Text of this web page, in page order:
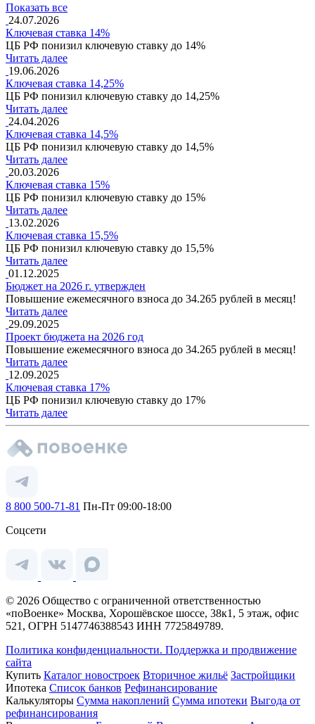
Показать все
24.07.2026
Ключевая ставка 14%
ЦБ РФ понизил ключевую ставку до 14%
Читать далее
19.06.2026
Ключевая ставка 14,25%
ЦБ РФ понизил ключевую ставку до 14,25%
Читать далее
24.04.2026
Ключевая ставка 14,5%
ЦБ РФ понизил ключевую ставку до 14,5%
Читать далее
20.03.2026
Ключевая ставка 15%
ЦБ РФ понизил ключевую ставку до 15%
Читать далее
13.02.2026
Ключевая ставка 15,5%
ЦБ РФ понизил ключевую ставку до 15,5%
Читать далее
01.12.2025
Бюджет на 2026 г. утвержден
Повышение ежемесячного взноса до 34.265 рублей в месяц!
Читать далее
29.09.2025
Проект бюджета на 2026 год
Повышение ежемесячного взноса до 34.265 рублей в месяц!
Читать далее
12.09.2025
Ключевая ставка 17%
ЦБ РФ понизил ключевую ставку до 17%
Читать далее
8 800 500-71-81 Пн-Пт 09:00-18:00
Соцсети
© 2026 Общество с ограниченной ответственностью
«поВоенке» Москва, Хорошёвское шоссе, 38к1, 5 этаж, офис
521, ОГРН 5147746388543 ИНН 7725849789.
Политика конфиденциальности. Поддержка и продвижение
сайта
Купить Каталог новостроек Вторичное жильё Застройщики
Ипотека Список банков Рефинансирование
Калькуляторы Сумма накоплений Сумма ипотеки Выгода от
рефинансирования